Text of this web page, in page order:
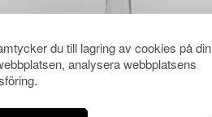
du till lagring av cookies på din
analysera webbplatsens